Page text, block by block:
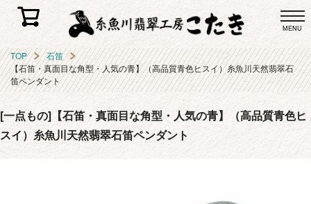
MENU
TOP
石笛
【石笛・真面目な角型・人気の青】（高品質青色ヒスイ）糸魚川天然翡翠石
笛ペンダント
[一点もの]【石笛・真面目な角型・人気の青】（高品質青色ヒ
スイ）糸魚川天然翡翠石笛ペンダント